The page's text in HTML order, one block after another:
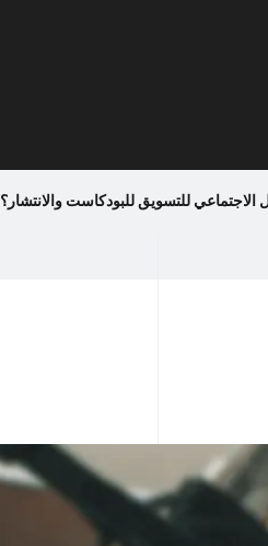
للتسويق للبودكاست والانتشار؟